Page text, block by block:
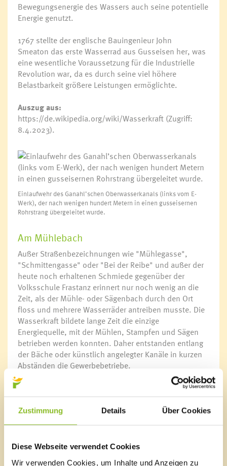
Zustimmung Details Über Cookies
Diese Webseite verwendet Cookies
Wir verwenden Cookies, um Inhalte und Anzeigen zu
Bewegungsenergie des Wassers auch seine potentielle
Energie genutzt.
1767 stellte der englische Bauingenieur John
Smeaton das erste Wasserrad aus Gusseisen her, was
eine wesentliche Voraussetzung für die Industrielle
Revolution war, da es durch seine viel höhere
Belastbarkeit größere Leistungen ermöglichte.
Auszug aus:
https://de.wikipedia.org/wiki/Wasserkraft (Zugriff:
8.4.2023).
Einlaufwehr des Ganahl’schen Oberwasserkanals (links vom E-
Werk), der nach wenigen hundert Metern in einen gusseisernen
Rohrstrang übergeleitet wurde.
Am Mühlebach
Außer Straßenbezeichnungen wie "Mühlegasse",
"Schmittengasse" oder "Bei der Reibe" und außer der
heute noch erhaltenen Schmiede gegenüber der
Volksschule Frastanz erinnert nur noch wenig an die
Zeit, als der Mühle- oder Sägenbach durch den Ort
floss und mehrere Wasserräder antreiben musste. Die
Wasserkraft bildete lange Zeit die einzige
Energiequelle, mit der Mühlen, Stampfen und Sägen
betrieben werden konnten. Daher entstanden entlang
der Bäche oder künstlich angelegter Kanäle in kurzen
Abständen die Gewerbebetriebe.
Naturbedingte Probleme
Auch wenn die Wassernutzung genau geregelt war,
kam es besonders bei niedrigem Wasserstand immer
wieder zu Auseinandersetzungen zwischen den
Wasserkraft abhängig waren, stießen auf natürliche